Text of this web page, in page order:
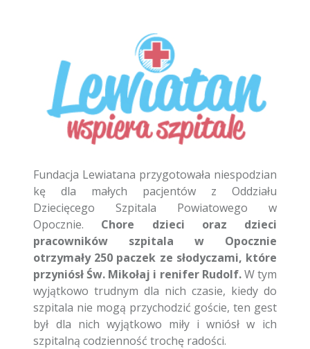
Fundacja Lewiatana przygotowała niespodzian
kę dla małych pacjentów z Oddziału
Dziecięcego Szpitala Powiatowego w
Opocznie. Chore dzieci oraz dzieci
pracowników szpitala w Opocznie
otrzymały 250 paczek ze słodyczami, które
przyniósł Św. Mikołaj i renifer Rudolf.W tym
wyjątkowo trudnym dla nich czasie, kiedy do
szpitala nie mogą przychodzić goście, ten gest
był dla nich wyjątkowo miły i wniósł w ich
szpitalną codzienność trochę radości.